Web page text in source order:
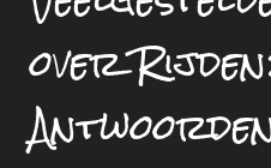
over